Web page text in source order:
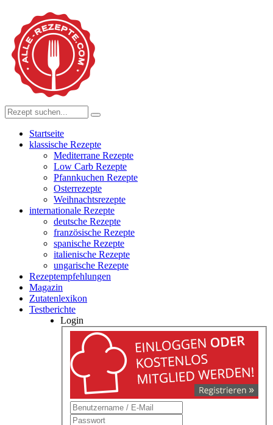
Startseite
klassische Rezepte
Mediterrane Rezepte
Low Carb Rezepte
Pfannkuchen Rezepte
Osterrezepte
Weihnachtsrezepte
internationale Rezepte
deutsche Rezepte
französische Rezepte
spanische Rezepte
italienische Rezepte
ungarische Rezepte
Rezeptempfehlungen
Magazin
Zutatenlexikon
Testberichte
Login